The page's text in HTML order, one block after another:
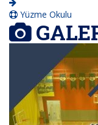
Yüzme Okulu